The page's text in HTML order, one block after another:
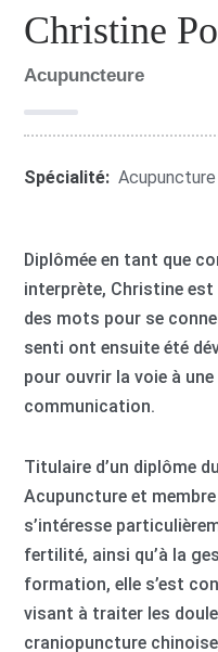
Christine
Acupuncteure
Spécialité: Acupuncture
Diplômée en tant que
interprète, Christine est
des mots pour se
senti ont ensuite été
pour ouvrir la voie à
communication.
Titulaire d’un diplôme
Acupuncture et membre
s’intéresse
fertilité, ainsi qu’à la
formation, elle s’est
visant à traiter les
craniopuncture